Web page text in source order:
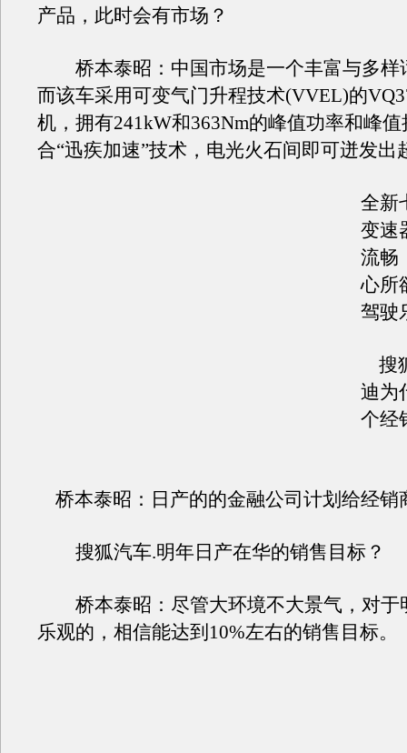
产品，此时会有市场？
桥本泰昭：中国市场是一个丰富与多样
而该车采用可变气门升程技术(VVEL)的
机，拥有241kW和363Nm的峰值功率和峰
合“迅疾加速”技术，电光火石间即可迸发出
全新
变速
流畅
心所
驾驶
搜
迪为
个经
桥本泰昭：日产的的金融公司计划给经销
搜狐汽车.明年日产在华的销售目标？
桥本泰昭：尽管大环境不大景气，对于
乐观的，相信能达到10%左右的销售目标。